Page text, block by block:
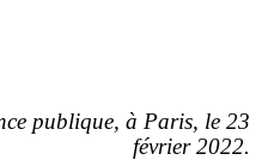
publique, à Paris, le 23
février 2022.